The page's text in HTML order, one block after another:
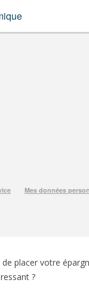
de placer votre
?